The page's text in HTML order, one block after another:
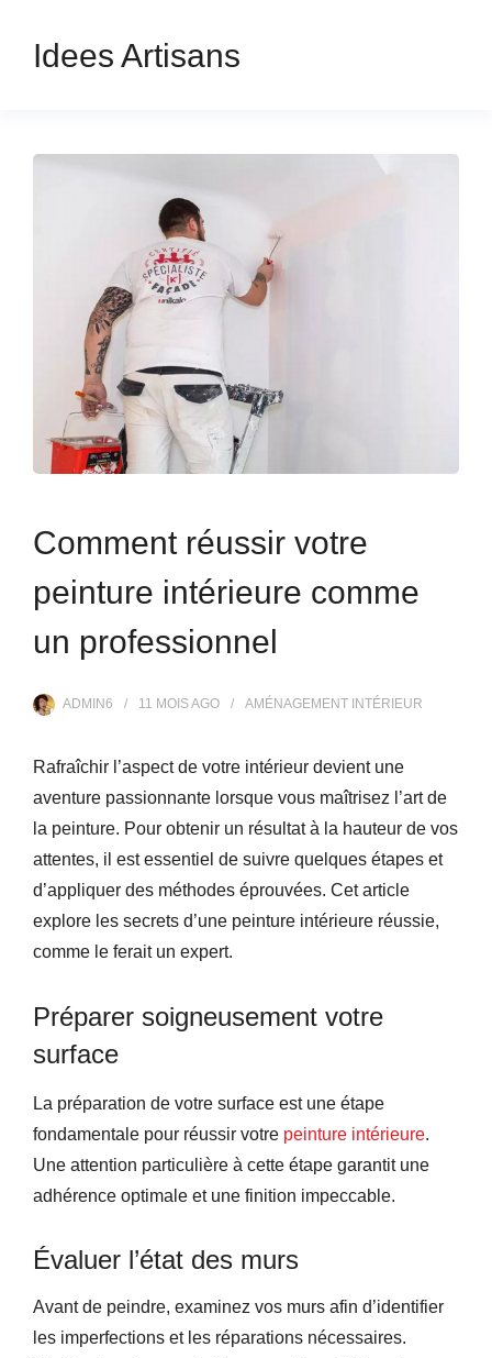
Idees Artisans
Comment réussir votre
peinture intérieure comme
un professionnel
ADMIN6 11 MOISAGO AMÉNAGEMENT INTÉRIEUR
Rafraîchir l’aspect de votre intérieur devient une
aventure passionnante lorsque vous maîtrisez l’art de
la peinture. Pour obtenir un résultat à la hauteur de vos
attentes, il est essentiel de suivre quelques étapes et
d’appliquer des méthodes éprouvées. Cet article
explore les secrets d’une peinture intérieure réussie,
comme le ferait un expert.
Préparer soigneusement votre
surface
La préparation de votre surface est une étape
fondamentale pour réussir votre peinture intérieure.
Une attention particulière à cette étape garantit une
adhérence optimale et une finition impeccable.
Évaluer l’état des murs
Avant de peindre, examinez vos murs afin d’identifier
les imperfections et les réparations nécessaires.